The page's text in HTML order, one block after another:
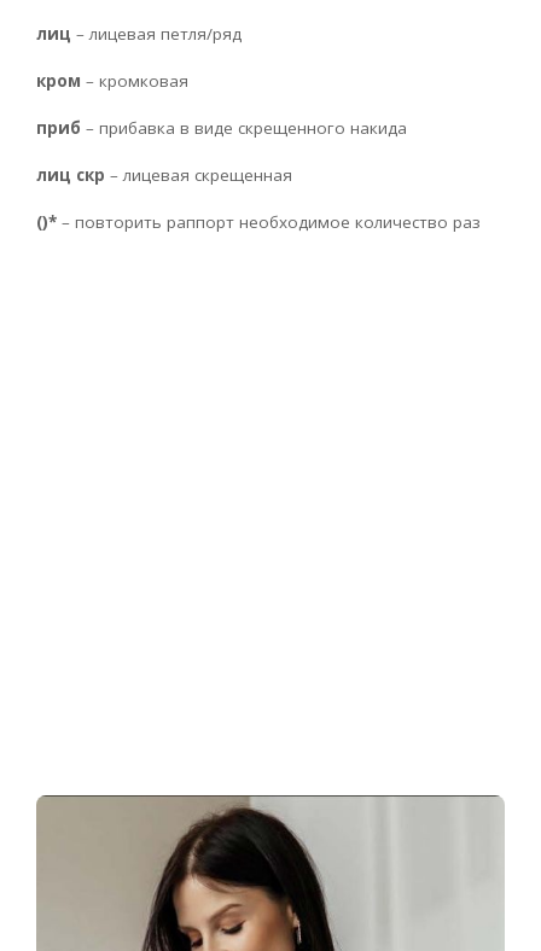
лиц – лицевая петля/ряд
кром – кромковая
приб – прибавка в виде скрещенного накида
лиц скр – лицевая скрещенная
()* – повторить раппорт необходимое количество раз